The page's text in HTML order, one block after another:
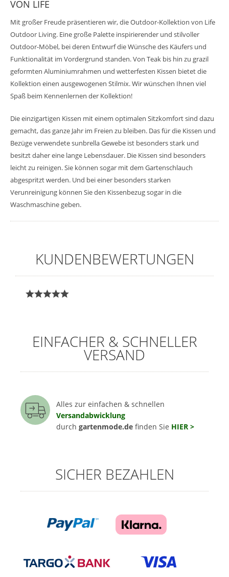
VON LIFE
Mit großer Freude präsentieren wir, die Outdoor-Kollektion von Life
Outdoor Living. Eine große Palette inspirierender und stilvoller
Outdoor-Möbel, bei deren Entwurf die Wünsche des Käufers und
Funktionalität im Vordergrund standen. Von Teak bis hin zu grazil
geformten Aluminiumrahmen und wetterfesten Kissen bietet die
Kollektion einen ausgewogenen Stilmix. Wir wünschen Ihnen viel
Spaß beim Kennenlernen der Kollektion!
Die einzigartigen Kissen mit einem optimalen Sitzkomfort sind dazu
gemacht, das ganze Jahr im Freien zu bleiben. Das für die Kissen und
Bezüge verwendete sunbrella Gewebe ist besonders stark und
besitzt daher eine lange Lebensdauer. Die Kissen sind besonders
leicht zu reinigen. Sie können sogar mit dem Gartenschlauch
abgespritzt werden. Und bei einer besonders starken
Verunreinigung können Sie den Kissenbezug sogar in die
Waschmaschine geben.
KUNDENBEWERTUNGEN
EINFACHER & SCHNELLER
VERSAND
Alles zur einfachen & schnellen
Versandabwicklung
durch gartenmode.de finden Sie HIER >
SICHER BEZAHLEN